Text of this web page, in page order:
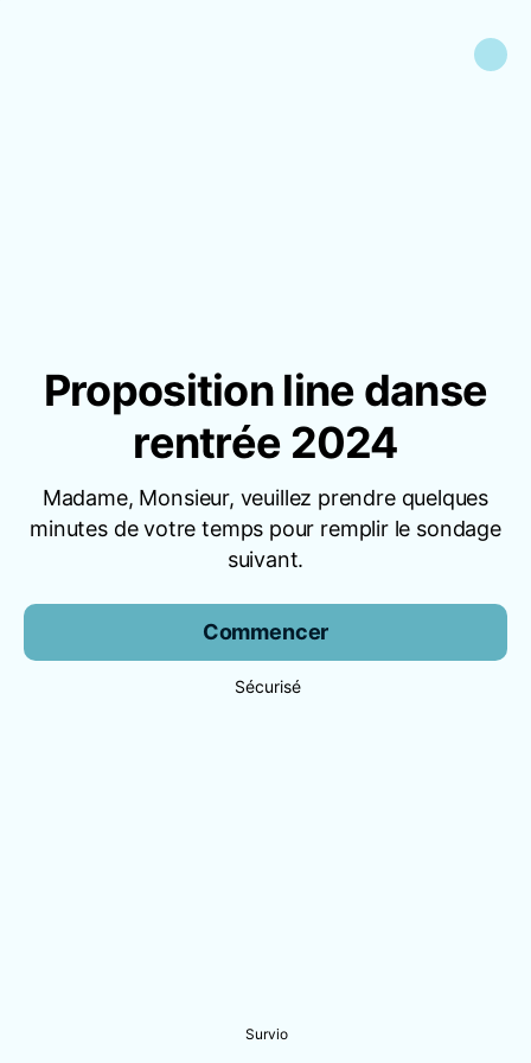
Proposition line danse
rentrée 2024
Madame, Monsieur, veuillez prendre quelques
minutes de votre temps pour remplir le sondage
suivant.
Commencer
Sécurisé
Survio